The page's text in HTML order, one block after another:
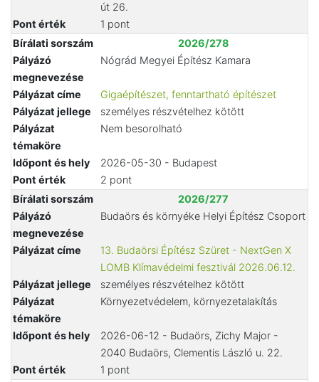
út 26.
Pont érték
1 pont
Bírálati sorszám
2026/278
Pályázó
megnevezése
Nógrád Megyei Építész Kamara
Pályázat címe
Gigaépítészet, fenntartható építészet
Pályázat jellege
személyes részvételhez kötött
Pályázat
témaköre
Nem besorolható
Időpont és hely
2026-05-30 - Budapest
Pont érték
2 pont
Bírálati sorszám
2026/277
Pályázó
megnevezése
Budaörs és környéke Helyi Építész Csoport
Pályázat címe
13. Budaörsi Építész Szüret - NextGen X
LOMB Klímavédelmi fesztivál 2026.06.12.
Pályázat jellege
személyes részvételhez kötött
Pályázat
témaköre
Környezetvédelem, környezetalakítás
Időpont és hely
2026-06-12 - Budaörs, Zichy Major -
2040 Budaörs, Clementis László u. 22.
Pont érték
1 pont